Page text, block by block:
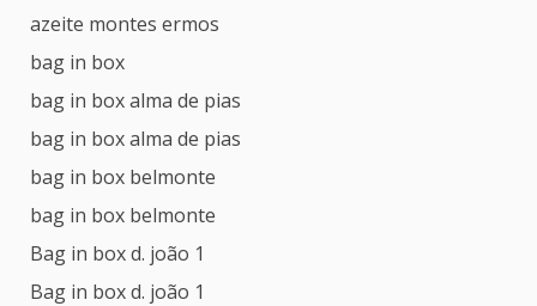
azeite montes ermos
bag in box
bag in box alma de pias
bag in box alma de pias
bag in box belmonte
bag in box belmonte
Bag in box d. joão 1
Bag in box d. joão 1